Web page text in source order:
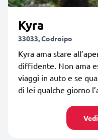
Kyra
33033, Codroipo
Kyra ama stare
diffidente. Non ama
viaggi in auto e se
di lei qualche giorno